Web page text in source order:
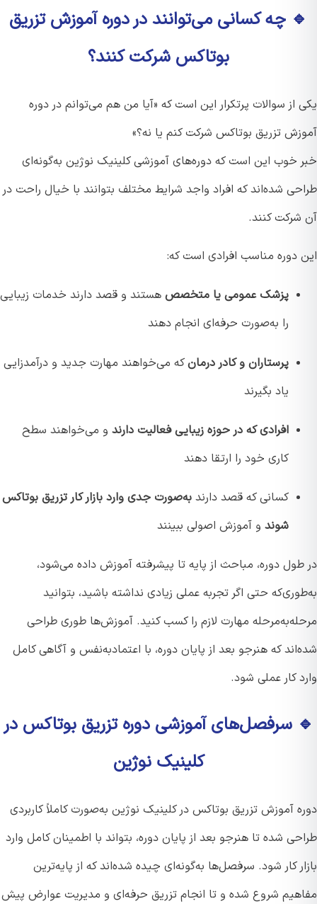
چه کسانی می‌توانند در دوره آموزش تزریق
بوتاکس شرکت کنند؟
از سوالات پرتکرار این است که «آیا من هم می‌توانم در دوره
تزریق بوتاکس شرکت کنم یا نه؟»
خوب این است که دوره‌های آموزشی کلینیک نوژین به‌گونه‌ای
شده‌اند که افراد واجد شرایط مختلف بتوانند با خیال راحت در
کنند.
دوره مناسب افرادی است که:
پزشک عمومی یا متخصصهستند و قصد دارند خدمات زیبایی
را به‌صورت حرفه‌ای انجام دهند
پرستاران و کادر درمانکه می‌خواهند مهارت جدید و درآمدزایی
یاد بگیرند
افرادی که در حوزه زیبایی فعالیت دارندو می‌خواهند سطح
کاری خود را ارتقا دهند
کسانی که قصد دارندبه‌صورت جدی وارد بازار کار تزریق بوتاکس
شوندو آموزش اصولی ببینند
دوره، مباحث از پایه تا پیشرفته آموزش داده می‌شود،
حتی اگر تجربه عملی زیادی نداشته باشید، بتوانید
مهارت لازم را کسب کنید. آموزش‌ها طوری طراحی
که هنرجو بعد از پایان دوره، با اعتمادبه‌نفس و آگاهی کامل
کار عملی شود.
سرفصل‌های آموزشی دوره تزریق بوتاکس در
کلینیک نوژین
آموزش تزریق بوتاکس در کلینیک نوژین به‌صورت کاملاً کاربردی
شده تا هنرجو بعد از پایان دوره، بتواند با اطمینان کامل وارد
کار شود. سرفصل‌ها به‌گونه‌ای چیده شده‌اند که از پایه‌ترین
شروع شده و تا انجام تزریق حرفه‌ای و مدیریت عوارض پیش